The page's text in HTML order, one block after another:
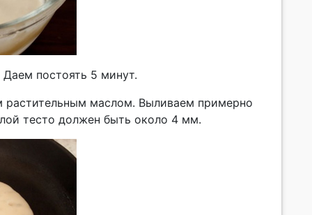
постоять 5 минут.
растительным маслом. Выливаем примерно
тесто должен быть около 4 мм.